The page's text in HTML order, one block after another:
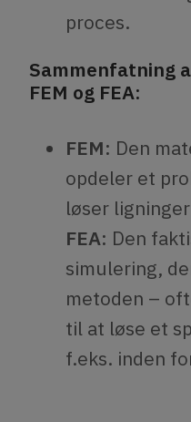
proces.
Sammenfatning
FEM og FEA:
FEM: Den
opdeler et
løser
FEA: Den
simulering,
metoden –
til at løse et
f.eks. inden